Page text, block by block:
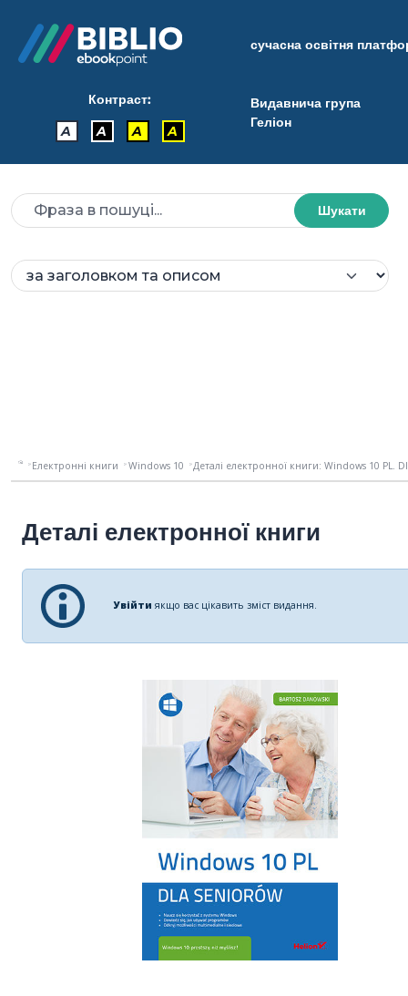
сучасна освітня
Контраст:
A
A A A
Видавнича група
Геліон
Шукати
Електронні книги Windows 10 Деталі електронної книги: Windows 10 PL.
Деталі електронної книги
Увійти якщо вас цікавить зміст видання.